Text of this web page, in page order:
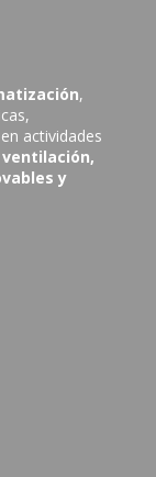
,
actividades
ventilación,
y